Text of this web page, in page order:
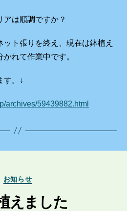
アは順調ですか？
ット張りを終え、現在は鉢植え
れて作業中です。
す。↓
archives/59439882.html
カ
テ
ゴ
リ
お知らせ
えました